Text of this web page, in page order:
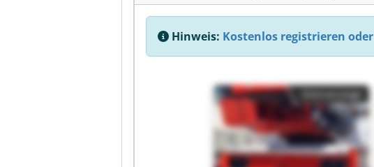
Hinweis: Kostenlos registrieren